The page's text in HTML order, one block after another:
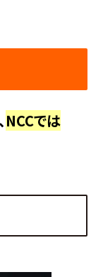
NCCでは